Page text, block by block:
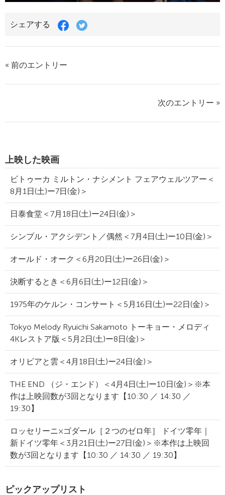
シェアする
« 前のエントリー
次のエントリー »
上映した映画
ビトゥーカ ミルトン・ナシメント フェアウェルツアー＜
8月1日(土)ー7日(金)＞
日泰食堂＜7月18日(土)ー24日(金)＞
シンプル・アクシデント／偶然＜7月4日(土)ー10日(金)＞
オールド・オーク＜6月20日(土)ー26日(金)＞
決断するとき＜6月6日(土)ー12日(金)＞
1975年のケルン・コンサート＜5月16日(土)ー22日(金)＞
Tokyo Melody Ryuichi Sakamoto トーキョー・メロディ
4Kレストア版＜5月2日(土)ー8日(金)＞
オリビアと雲＜4月18日(土)ー24日(金)＞
THE END （ジ・エンド）＜4月4日(土)ー10日(金)＞※本
作は上映回数が3回となります【10:30 ／ 14:30 ／
19:30】
ロッセリーニ×ゴダール［２つのゼロ年］ ドイツ零年｜
新ドイツ零年＜3月21日(土)ー27日(金)＞※本作は上映回
数が3回となります【10:30 ／ 14:30 ／ 19:30】
ピックアップリスト